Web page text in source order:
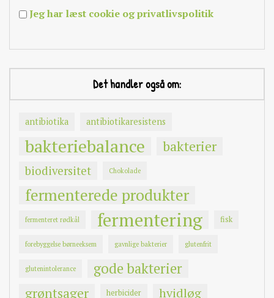
Jeg har læst cookie og privatlivspolitik
Det handler også om:
antibiotika antibiotikaresistens
bakteriebalance bakterier
biodiversitet Chokolade
fermenterede produkter
fermenteret rødkål fermentering fisk
forebyggelse børneeksem gavnlige bakterier glutenfrit
glutenintolerance gode bakterier
grøntsager herbicider hvidløg